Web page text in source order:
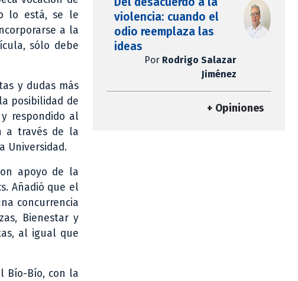
lo está, se le
a la
sólo debe
y dudas más
posibilidad de
respondido al
a través de la
Universidad.
apoyo de la
Añadió que el
concurrencia
Bienestar y
al igual que
Bío-Bío, con la
violencia: cuando el
odio reemplaza las
ideas
Por Rodrigo Salazar
Jiménez
+ Opiniones